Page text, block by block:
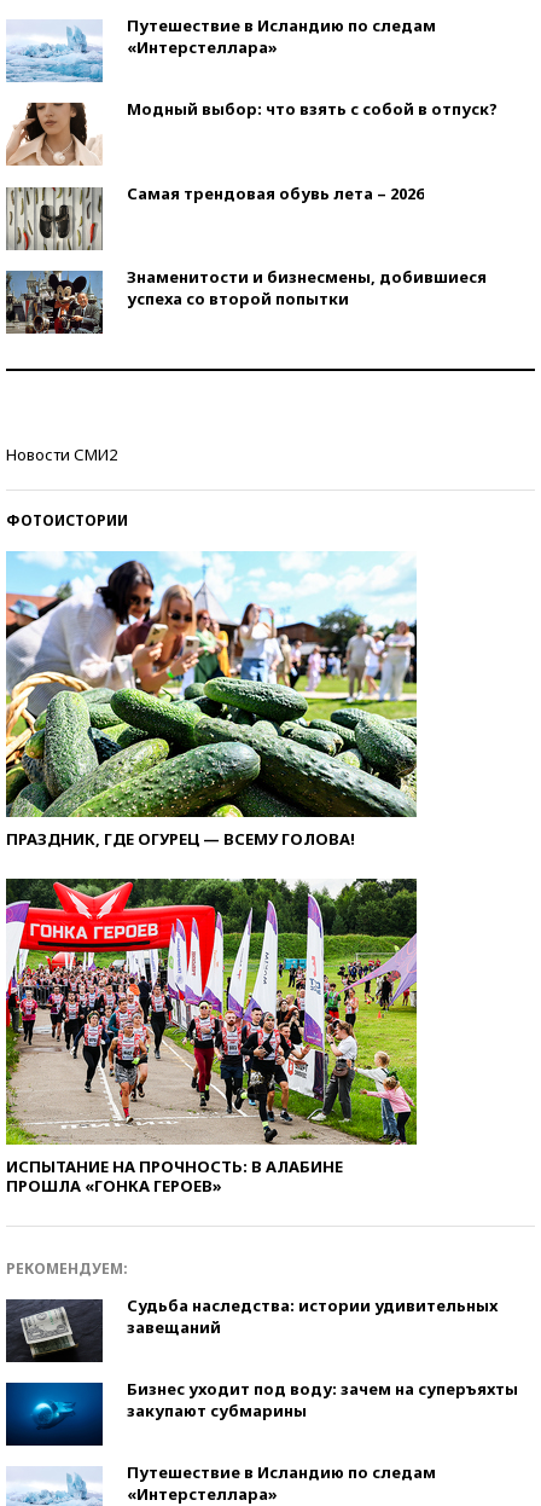
Путешествие в Исландию по следам
«Интерстеллара»
Модный выбор: что взять с собой в отпуск?
Самая трендовая обувь лета – 2026
Знаменитости и бизнесмены, добившиеся
успеха со второй попытки
Новости СМИ2
ФОТОИСТОРИИ
ПРАЗДНИК, ГДЕ ОГУРЕЦ — ВСЕМУ ГОЛОВА!
ИСПЫТАНИЕ НА ПРОЧНОСТЬ: В АЛАБИНЕ
ПРОШЛА «ГОНКА ГЕРОЕВ»
РЕКОМЕНДУЕМ:
Судьба наследства: истории удивительных
завещаний
Бизнес уходит под воду: зачем на суперъяхты
закупают субмарины
Путешествие в Исландию по следам
«Интерстеллара»